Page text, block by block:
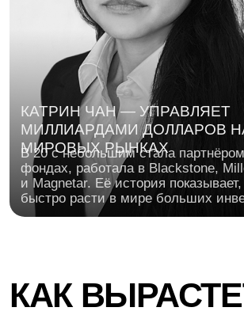
ГЕОРГИЙ СОЛОВЬЕВ
Предприниматель, основатель Skyeng.
Поможет прокачать предпринимательское
мышление: как находить сильную идею,
проверять гипотезы и превращать обучение
и технологии в продукт, которым хочется
пользоваться каждый день
ОСНОВАЛ SKYENG —
КРУПНУЮ EDTECH-
КОМПАНИЮ
ПОСТРОИЛ КУЛЬТУРУ:
ТЕСТОВ, ИТЕРАЦИЙ И
РОСТА
ПРОГРАММА